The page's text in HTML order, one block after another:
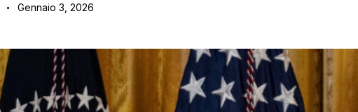
Gennaio 3, 2026